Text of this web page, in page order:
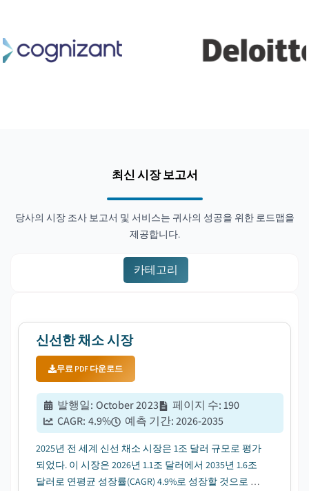
최신 시장 보고서
당사의 시장 조사 보고서 및 서비스는 귀사의 성공을 위한 로드맵을
제공합니다.
카테고리
신선한 채소 시장
무료 PDF 다운로드
발행일: October 2023 페이지 수:190
CAGR: 4.9% 예측 기간:2026-2035
2025년 전 세계 신선 채소 시장은 1조 달러 규모로 평가
되었다. 이 시장은 2026년 1.1조 달러에서 2035년 1.6조
달러로 연평균 성장률(CAGR) 4.9%로 성장할 것으로 전